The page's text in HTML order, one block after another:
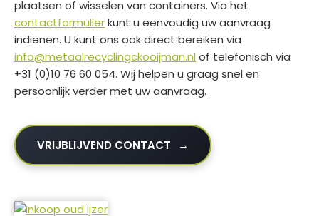
plaatsen of wisselen van containers. Via het
contactformulierkunt u eenvoudig uw aanvraag
indienen. U kunt ons ook direct bereiken via
info@metaalrecyclingckooijman.nl of telefonisch via
+31 (0)10 76 60 054. Wij helpen u graag snel en
persoonlijk verder met uw aanvraag.
VRIJBLIJVEND CONTACT